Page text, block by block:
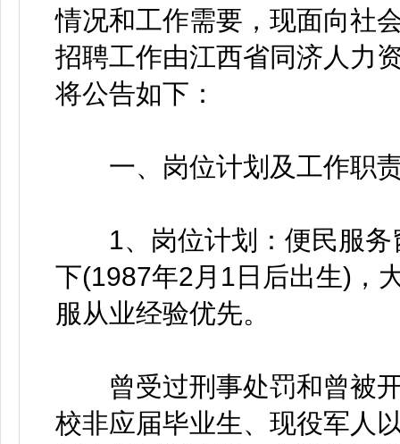
情况和工作需要，现面向社
招聘工作由江西省同济人力
将公告如下：
一、岗位计划及工作职
1、岗位计划：便民服务
下(1987年2月1日后出生)，
服从业经验优先。
曾受过刑事处罚和曾被开
校非应届毕业生、现役军人